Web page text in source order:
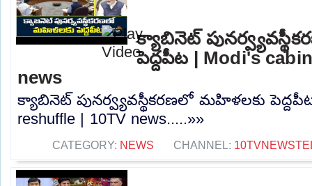
క్యాబినెట్
పెద్దపీట | Modi's
news
క్యాబినెట్ పునర్వ్యవస్థీకరణలో మహిళలకు పెద్దపీట
reshuffle | 10TV news.....»»
CATEGORY: NEWS CHANNEL: